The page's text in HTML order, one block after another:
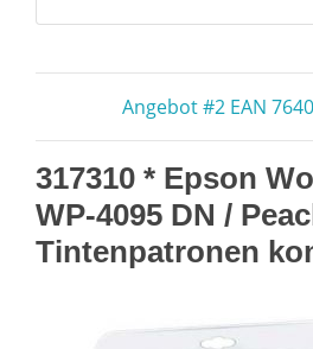
Angebot #2 EAN
317310 * Epson
WP-4095 DN /
Tintenpatronen